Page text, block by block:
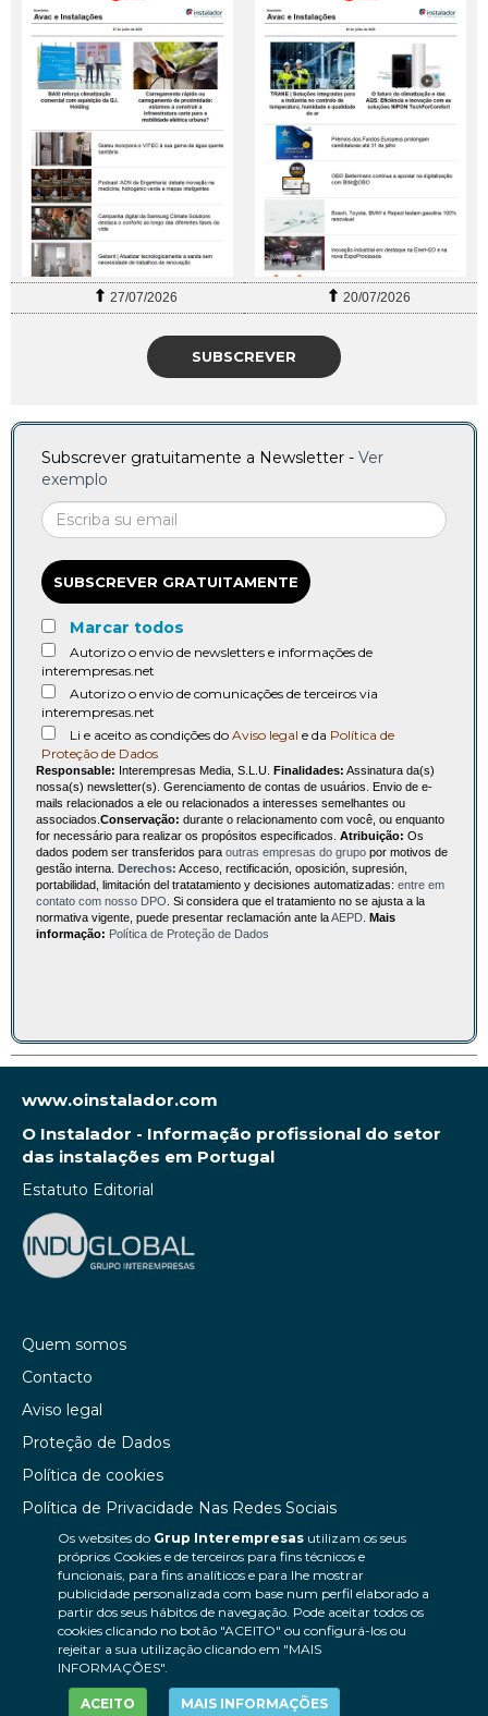
Os websites do Grup Interempresasutilizam os seus
próprios Cookies e de terceiros para fins técnicos e
funcionais, para fins analíticos e para lhe mostrar
publicidade personalizada com base num perfil elaborado a
partir dos seus hábitos de navegação. Pode aceitar todos os
cookies clicando no botão "ACEITO" ou configurá-los ou
rejeitar a sua utilização clicando em "MAIS
INFORMAÇÕES".
ACEITO MAIS INFORMAÇÕES
27/07/2026 20/07/2026
SUBSCREVER
Subscrever gratuitamente a Newsletter - Ver
exemplo
SUBSCREVER GRATUITAMENTE
Marcar todos
Autorizo o envio de newsletters e informações de
interempresas.net
Autorizo o envio de comunicações de terceiros via
interempresas.net
Li e aceito as condições do Aviso legal e da Política de
Proteção de Dados
Responsable: Interempresas Media, S.L.U. Finalidades: Assinatura da(s)
nossa(s) newsletter(s). Gerenciamento de contas de usuários. Envio de e-
mails relacionados a ele ou relacionados a interesses semelhantes ou
associados. Conservação: durante o relacionamento com você, ou enquanto
for necessário para realizar os propósitos especificados. Atribuição: Os
dados podem ser transferidos para outras empresas do grupo por motivos de
gestão interna.
Derechos: Acceso, rectificación, oposición, supresión,
portabilidad, limitación del tratatamiento y decisiones automatizadas: entre em
contato com nosso DPO . Si considera que el tratamiento no se ajusta a la
normativa vigente, puede presentar reclamación ante laAEPD
Mais
informação: Política de Proteção de Dados
www.oinstalador.com
O Instalador - Informação profissional do setor
das instalações em Portugal
Estatuto Editorial
Quem somos
Contacto
Aviso legal
Proteção de Dados
Política de cookies
Política de Privacidade Nas Redes Sociais
Canal de denúncias
Colaborações editoriais